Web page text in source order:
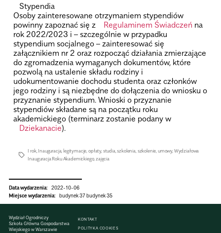
Stypendia
Osoby zainteresowane otrzymaniem stypendiów
powinny zapoznać się z
Regulaminem Świadczeń na
rok 2022/2023 i – szczególnie w przypadku
stypendium socjalnego – zainteresować się
załącznikiem nr 2 oraz rozpocząć działania zmierzające
do zgromadzenia wymaganych dokumentów, które
pozwolą na ustalenie składu rodziny i
udokumentowanie dochodu studenta oraz członków
jego rodziny i są niezbędne do dołączenia do wniosku o
przyznanie stypendium. Wnioski o przyznanie
stypendiów składane są na początku roku
akademickiego (terminarz zostanie podany w
Dziekanacie).
I rok, Inauguracja legitymacje ,opłaty, studia ,szkolenia szkolenie umowy, Wydziałowa
Inauguracja Roku Akademickiego,zajęcia
Data wydarzenia:
2022-10-06
Miejsce wydarzenia:
budynek 37 budynek 35
Wydział Ogrodniczy
Szkoła Główna Gospodarstwa
Wiejskiego w Warszawie
KONTAKT
POLITYKA COOKIES